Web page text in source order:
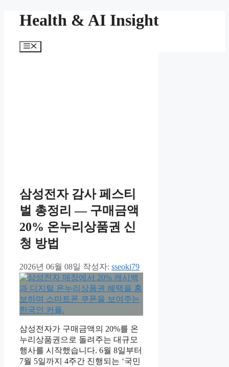
Health & AI Insight
메
삼성전자 감사 페스티
벌 총정리 — 구매금액
20% 온누리상품권 신
청 방법
2026년 06월 08일 작성자: sseoki79
삼성전자가 구매금액의 20%를 온
누리상품권으로 돌려주는 대규모
행사를 시작했습니다. 6월 8일부터
7월 5일까지 4주간 진행되는 ‘국민